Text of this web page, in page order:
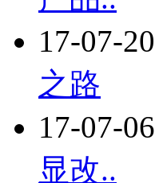
17-07-20
之路
17-07-06
显改..